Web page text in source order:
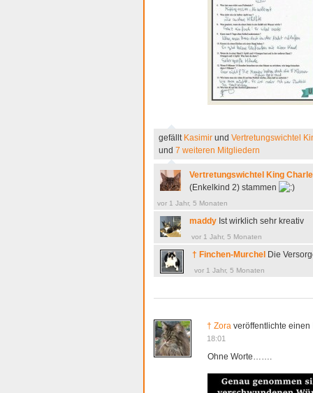
gefällt Kasimir und Vertretungswichtel
und 7 weiteren Mitgliedern
Vertretungswichtel King
(Enkelkind 2) stammen
vor 1 Jahr, 5 Monaten
maddy Ist wirklich sehr kreativ
vor 1 Jahr, 5 Monaten
† Finchen-Murchel Die
vor 1 Jahr, 5 Monaten
† Zora veröffentlichte einen
18:01
Ohne Worte…….